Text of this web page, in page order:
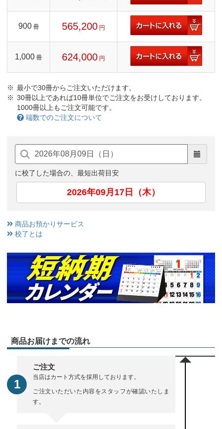
900 冊 565,200 円
1,000 冊 624,000 円
最小で30冊からご注文いただけます。
30冊以上であれば10冊単位でご注文をお受けしております。
1000冊以上もご注文可能です。
端数でのご注文について
に校了した場合の、最短出荷目安
2026年09月17日（木）
商品お預かりサービス
校了とは
商品お届けまでの流れ
ご注文
当店はカート方式を採用しております。
ご注文いただいた内容をスタッフが確認いたしま
す。